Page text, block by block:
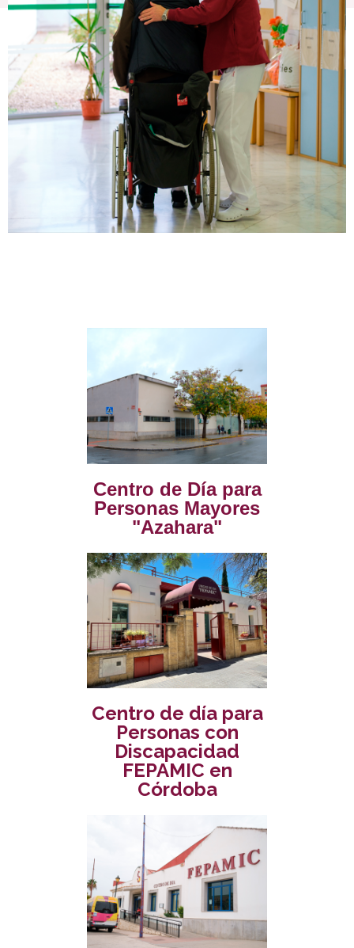
Centro de Día para
Personas Mayores
"Azahara"
Centro de día para
Personas con
Discapacidad
FEPAMIC en
Córdoba